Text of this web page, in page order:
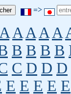
=>
A A A A A
B B B B
C D D D
E E E E E